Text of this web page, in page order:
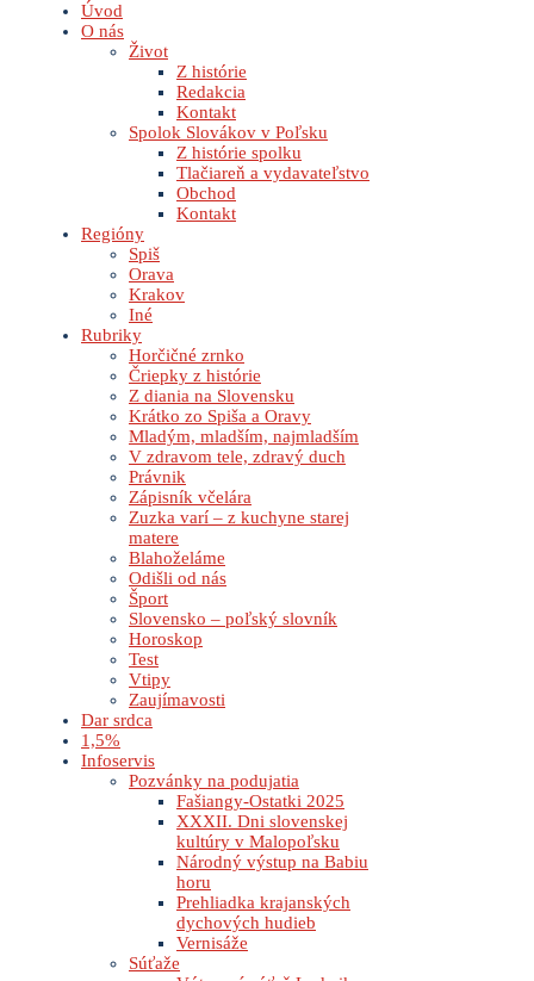
Úvod
O nás
Život
Z histórie
Redakcia
Kontakt
Spolok Slovákov v Poľsku
Z histórie spolku
Tlačiareň a vydavateľstvo
Obchod
Kontakt
Regióny
Spiš
Orava
Krakov
Iné
Rubriky
Horčičné zrnko
Čriepky z histórie
Z diania na Slovensku
Krátko zo Spiša a Oravy
Mladým, mladším, najmladším
V zdravom tele, zdravý duch
Právnik
Zápisník včelára
Zuzka varí – z kuchyne starej
matere
Blahoželáme
Odišli od nás
Šport
Slovensko – poľský slovník
Horoskop
Test
Vtipy
Zaujímavosti
Dar srdca
1,5%
Infoservis
Pozvánky na podujatia
Fašiangy-Ostatki 2025
XXXII. Dni slovenskej
kultúry v Malopoľsku
Národný výstup na Babiu
horu
Prehliadka krajanských
dychových hudieb
Vernisáže
Súťaže